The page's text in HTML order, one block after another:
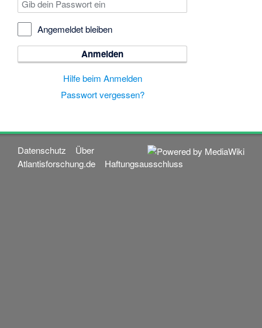
Angemeldet bleiben
Anmelden
Hilfe beim Anmelden
Passwort vergessen?
Datenschutz
Über
Atlantisforschung.de
Haftungsausschluss